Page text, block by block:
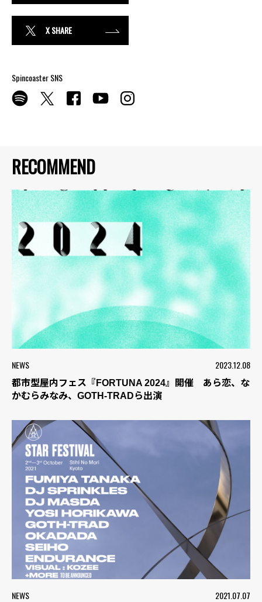
RECOMMEND
NEWS 2023.12.08
都市型屋内フェス『FORTUNA 2024』開催 あら恋、な
かむらみなみ、GOTH-TRADら出演
NEWS 2021.07.07
X SHARE
Spincoaster SNS